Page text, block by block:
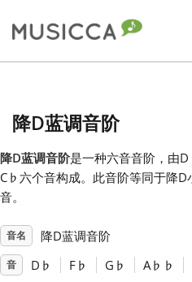
Български
Dansk
Deutsch
降D蓝调音阶
降D蓝调音阶是一种六音音阶，由D
C ♭ 六个音构成。此音阶等同于降
音。
音名 降D蓝调音阶
音 D ♭ F ♭ G ♭ A♭ ♭